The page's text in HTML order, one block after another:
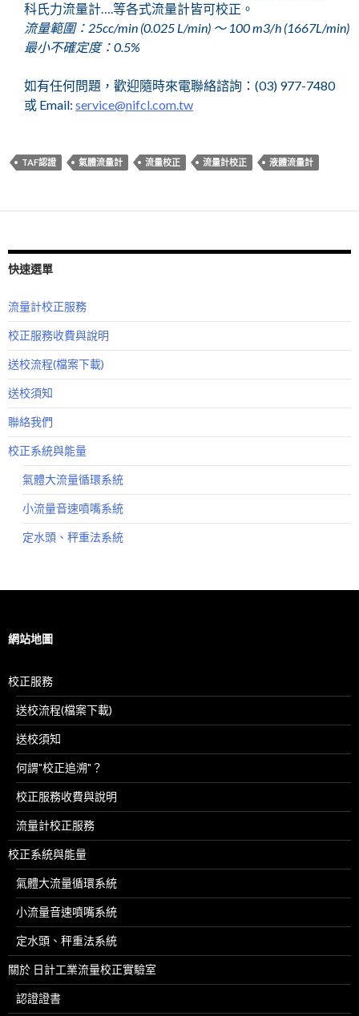
科氏力流量計….等各式流量計皆可校正。
流量範圍：25cc/min (0.025 L/min) ～ 100 m3/h (1667L/min)
最小不確定度：0.5%
如有任何問題，歡迎隨時來電聯絡諮詢：(03) 977-7480
或 Email: service@nifcl.com.tw
TAF認證 氣體流量計 流量校正 流量計校正 液體流量計
快速選單
流量計校正服務
校正服務收費與說明
送校流程(檔案下載)
送校須知
聯絡我們
校正系統與能量
氣體大流量循環系統
小流量音速噴嘴系統
定水頭、秤重法系統
網站地圖
校正服務
送校流程(檔案下載)
送校須知
何謂"校正追溯"？
校正服務收費與說明
流量計校正服務
校正系統與能量
氣體大流量循環系統
小流量音速噴嘴系統
定水頭、秤重法系統
關於 日計工業流量校正實驗室
認證證書